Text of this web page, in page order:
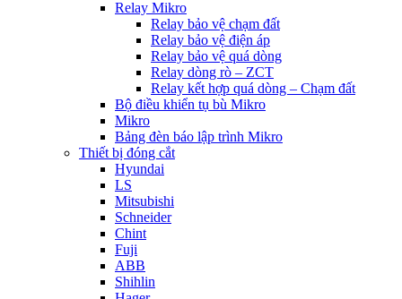
Relay Mikro
Relay bảo vệ chạm đất
Relay bảo vệ điện áp
Relay bảo vệ quá dòng
Relay dòng rò – ZCT
Relay kết hợp quá dòng – Chạm đất
Bộ điều khiển tụ bù Mikro
Mikro
Bảng đèn báo lập trình Mikro
Thiết bị đóng cắt
Hyundai
LS
Mitsubishi
Schneider
Chint
Fuji
ABB
Shihlin